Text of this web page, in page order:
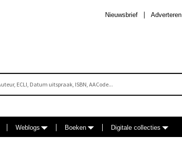
Adverteren
Nieuwsbrief
Weblogs Boeken Digitale collecties